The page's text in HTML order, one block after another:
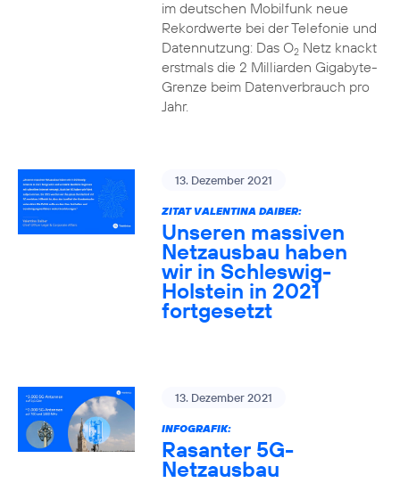
im deutschen Mobilfunk neue
Rekordwerte bei der Telefonie und
Datennutzung: Das O2Netz knackt
erstmals die 2 Milliarden Gigabyte-
Grenze beim Datenverbrauch pro
Jahr.
13. Dezember 2021
ZITAT VALENTINA DAIBER:
Unseren massiven
Netzausbau haben
wir in Schleswig-
Holstein in 2021
fortgesetzt
13. Dezember 2021
INFOGRAFIK:
Rasanter 5G-
Netzausbau